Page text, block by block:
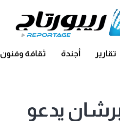
تقارير أجندة ثقافة وفنون
يدعو